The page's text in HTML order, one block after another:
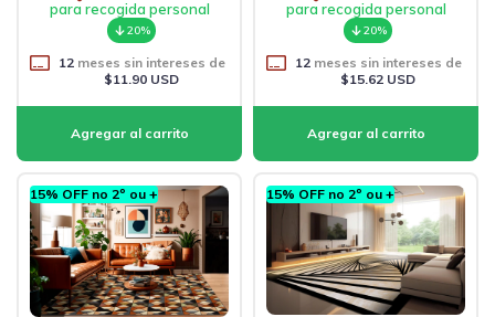
para recogida personal
20%
12meses sin intereses de
$11.90 USD
para recogida personal
20%
12meses sin intereses de
$15.62 USD
15% OFF no 2º ou + 15% OFF no 2º ou +